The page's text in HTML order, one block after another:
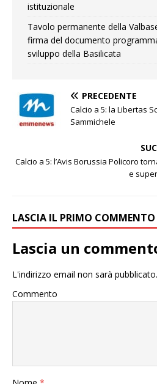
istituzionale
Tavolo permanente della
firma del documento
sviluppo della Basilicata
PRECEDENTE
Calcio a 5: la Libertas
Sammichele
Calcio a 5: l’Avis Borussia Policoro
e
LASCIA IL PRIMO COMMENTO
Lascia un
L'indirizzo email non sarà pubblicato.
Commento